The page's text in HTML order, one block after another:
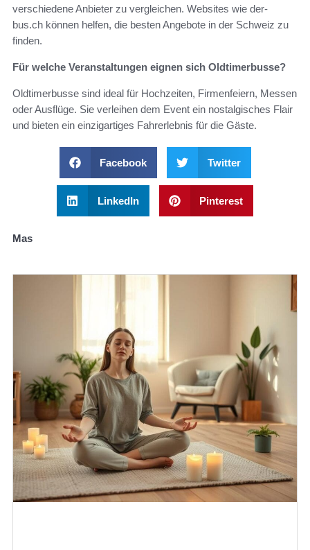
verschiedene Anbieter zu vergleichen. Websites wie der-
bus.ch können helfen, die besten Angebote in der Schweiz zu
finden.
Für welche Veranstaltungen eignen sich Oldtimerbusse?
Oldtimerbusse sind ideal für Hochzeiten, Firmenfeiern, Messen
oder Ausflüge. Sie verleihen dem Event ein nostalgisches Flair
und bieten ein einzigartiges Fahrerlebnis für die Gäste.
Facebook Twitter
LinkedIn Pinterest
Mas